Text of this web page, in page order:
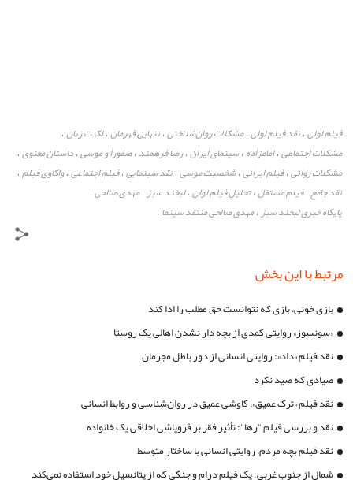
فیلم لولی،نقد فیلم لولی،مشکلات روان‌شناختی،تنهایی قهرمان،لکنت زبان،
مشکلات اجتماعی،امامزاده ،سینمای ایران،رضا فرهمند ،صفورا و موسی،داستان معنوی،
مشکلات روانی،فیلم ایرانی،شخصیت موسی،نقد سینمایی،فیلم اجتماعی،واکاوی فیلم،
نقد جامع،فیلم مستقل،تحلیل فیلم لولی،لبخند سبز،مهدی صالحی،
پایگاه خبری لبخند سبز،مهدی صالحی منتقد سینما ،
مرتبط با این بخش
بازی خونی، بازی که نتوانست حق مطلب را ادا کند
«سونسوز» روایتی کمدی از بچه دار نشدن اهالی یک روستا
نقد فیلم «داد»: روایتی انسانی از دور باطل مجرمان
صیادی که صید نکرد
نقد فیلم «ترک عمیق»، کاوشی عمیق در روان‌شناسی و روابط انسانی
نقد و بررسی فیلم "رها": تأثیر فقر بر فروپاشی اخلاقی یک خانواده
نقد فیلم بچه مردم، روایتی انسانی با ساختار متوسط
شمال از جنوب غربی: یک فیلم درام و جنگی که از پتانسیل خود استفاده نمی‌کند